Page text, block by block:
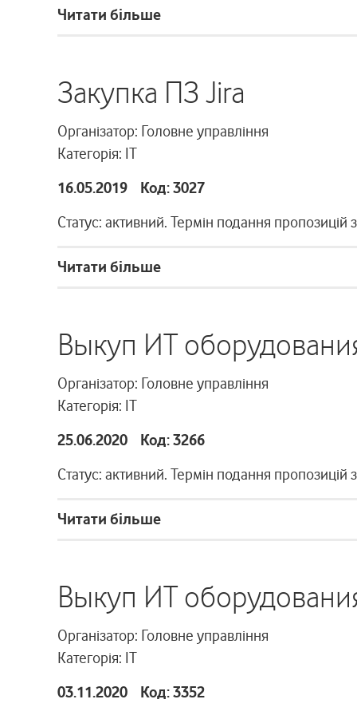
Читати більше
Закупка ПЗ Jira
Організатор: Головне управління
Категорія: ІТ
16.05.2019 Код: 3027
Статус: активний. Термін подання пропозицій
Читати більше
Выкуп ИТ
Організатор: Головне управління
Категорія: ІТ
25.06.2020 Код: 3266
Статус: активний. Термін подання пропозицій
Читати більше
Выкуп ИТ
Організатор: Головне управління
Категорія: ІТ
03.11.2020 Код: 3352